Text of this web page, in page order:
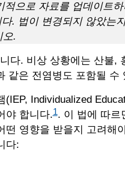
으로 자료를 업데이트
. 법이 변경되지 않았는
오.
다. 비상 상황에는 산불,
같은 전염병도 포함될 수
Individualized
야 합니다.1. 이 법에 따르
영향을 받을지 고려해
다: